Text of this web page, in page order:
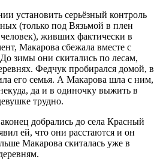
установить серьёзный контроль
(только под Вязьмой в плен
живших фактически в
Макарова сбежала вместе с
зимы они скитались по лесам,
Федчук пробирался домой, в
его семья. А Макарова шла с ним,
да и в одиночку выжить в
трудно.
добрались до села Красный
ей, что они расстаются и он
Макарова скиталась уже в